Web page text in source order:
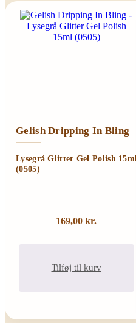
Gelish Dripping In Bling
Lysegrå Glitter Gel Polish 15ml
(0505)
169,00 kr.
Tilføj til kurv